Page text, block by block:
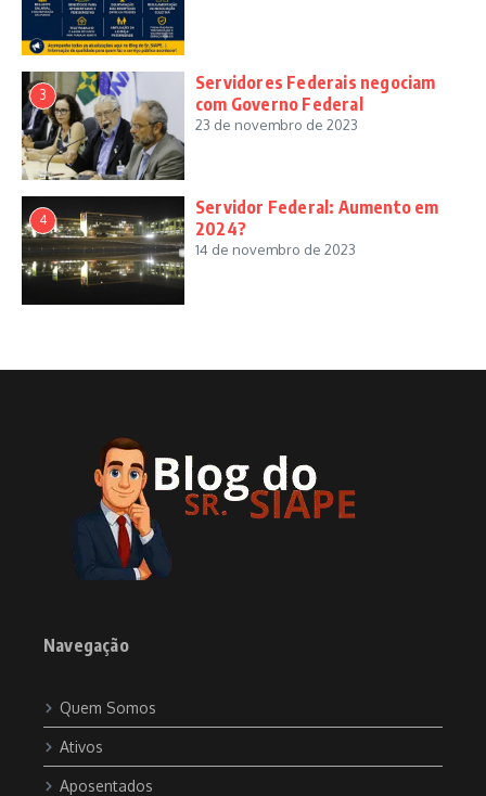
3
Servidores Federais negociam
com Governo Federal
23 de novembro de 2023
4
Servidor Federal: Aumento em
2024?
14 de novembro de 2023
Navegação
Quem Somos
Ativos
Aposentados